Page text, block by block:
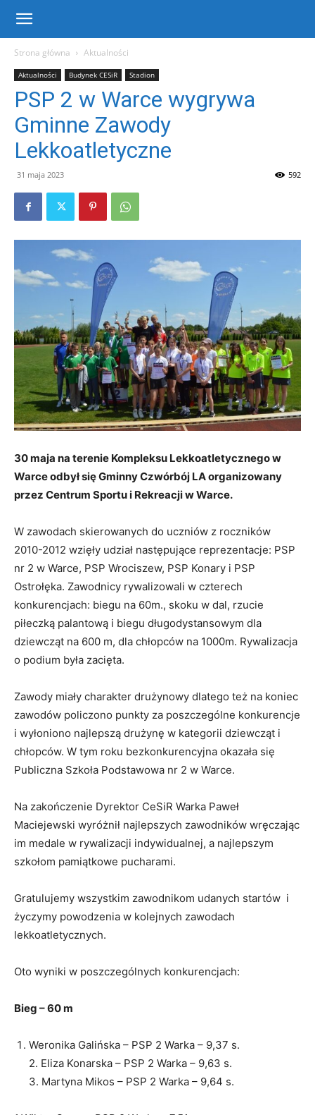
Centrum
Sportu
Rekreacji
Strona główna Aktualności
Aktualności Budynek CESiR Stadion
PSP 2 w Warce wygrywa
Gminne Zawody
Lekkoatletyczne
31 maja 2023 592
30 maja na terenie Kompleksu Lekkoatletycznego w
Warceodbył się Gminny Czwórbój LA organizowany
przez Centrum Sportu i Rekreacji w Warce.
W zawodach skierowanych do uczniów z roczników
2010-2012 wzięły udział następujące reprezentacje: PSP
nr 2 w Warce, PSP Wrociszew, PSP Konary i PSP
Ostrołęka. Zawodnicy rywalizowali w czterech
konkurencjach: biegu na 60m., skoku w dal, rzucie
piłeczką palantową i biegu długodystansowym dla
dziewcząt na 600 m, dla chłopców na 1000m. Rywalizacja
o podium była zacięta.
Zawody miały charakter drużynowy dlatego też na koniec
zawodów policzono punkty za poszczególne konkurencje
i wyłoniono najlepszą drużynę w kategorii dziewcząt i
chłopców. W tym roku bezkonkurencyjna okazała się
Publiczna Szkoła Podstawowa nr 2 w Warce.
Na zakończenie Dyrektor CeSiR Warka Paweł
Maciejewski wyróżnił najlepszych zawodników wręczając
im medale w rywalizacji indywidualnej, a najlepszym
szkołom pamiątkowe pucharami.
Gratulujemy wszystkim zawodnikom udanych startów i
życzymy powodzenia w kolejnych zawodach
lekkoatletycznych.
Oto wyniki w poszczególnych konkurencjach:
Bieg – 60 m
Weronika Galińska – PSP 2 Warka – 9,37 s.
2. Eliza Konarska – PSP 2 Warka – 9,63 s.
3. Martyna Mikos – PSP 2 Warka – 9,64 s.